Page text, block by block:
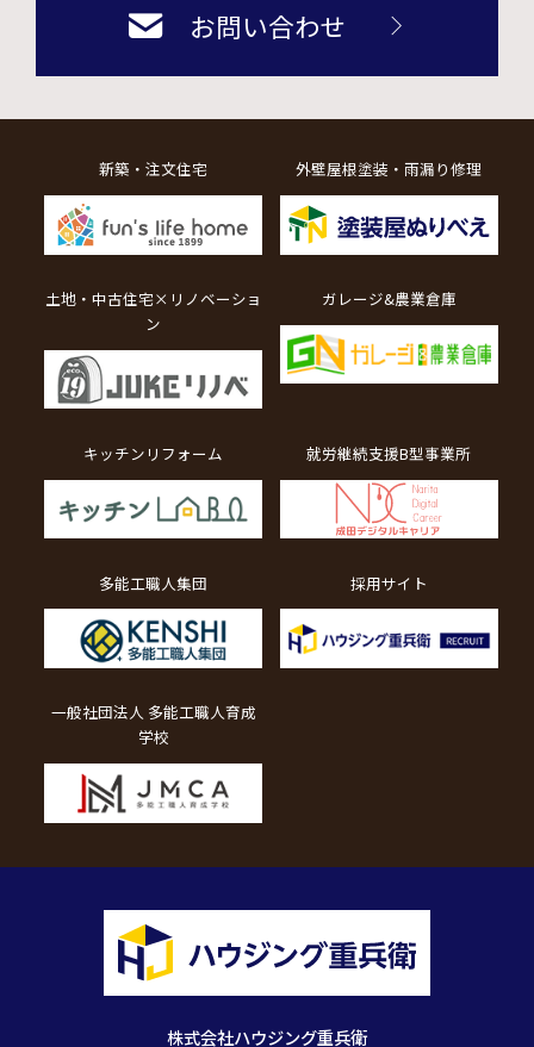
お問い合わせ
株式会社ハウジング重兵衛
新築・注文住宅 外壁屋根塗装・雨漏り修理
土地・中古住宅×リノベーショ
ン
ガレージ&農業倉庫
キッチンリフォーム 就労継続支援B型事業所
多能工職人集団 採用サイト
一般社団法人 多能工職人育成
学校